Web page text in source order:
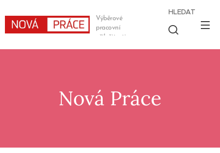
Výběrové
pracovní
příležitosti
HLEDAT
Nová Práce